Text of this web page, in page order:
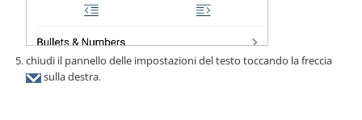
chiudi il pannello delle impostazioni del testo toccando la freccia
sulla destra.